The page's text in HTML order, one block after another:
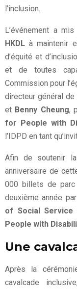
l’inclusion.
L’événement a
HKDL à maintenir
d’équité et
et de toutes
Commission pour
directeur général de
et Benny Cheung,
for People with
l’IDPD en tant
Afin de soutenir
anniversaire de
000 billets de parc
deuxième année
of Social Service
People with
Une
Après la
cavalcade